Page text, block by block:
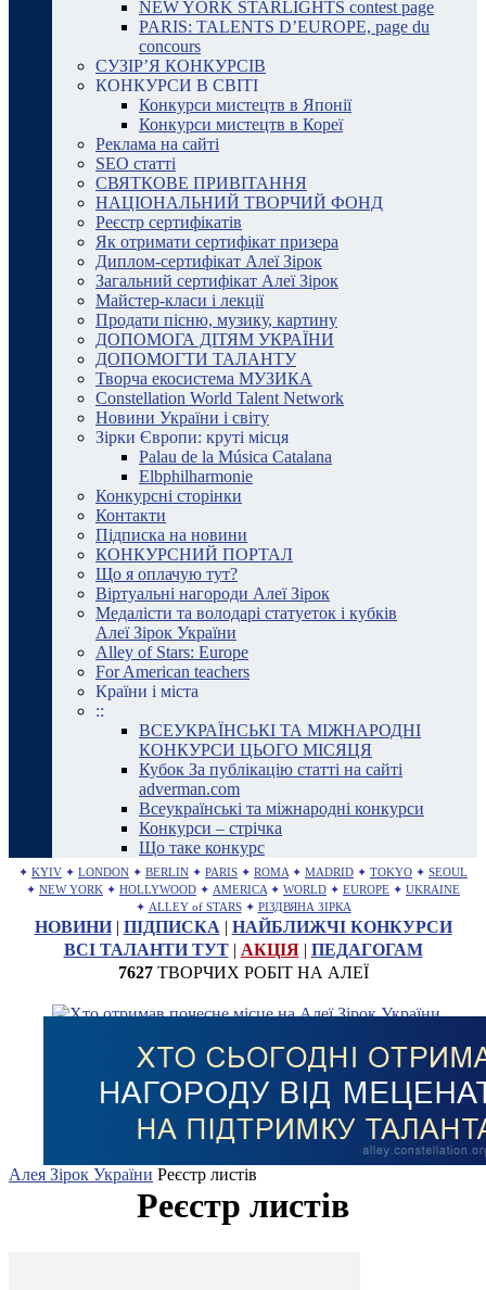
NEW YORK STARLIGHTS contest page
PARIS: TALENTS D’EUROPE, page du
concours
СУЗІР’Я КОНКУРСІВ
КОНКУРСИ В СВІТІ
Конкурси мистецтв в Японії
Конкурси мистецтв в Кореї
Реклама на сайті
SEO статті
СВЯТКОВЕ ПРИВІТАННЯ
НАЦІОНАЛЬНИЙ ТВОРЧИЙ ФОНД
Реєстр сертифікатів
Як отримати сертифікат призера
Диплом-сертифікат Алеї Зірок
Загальний сертифікат Алеї Зірок
Майстер-класи і лекції
Продати пісню, музику, картину
ДОПОМОГА ДІТЯМ УКРАЇНИ
ДОПОМОГТИ ТАЛАНТУ
Творча екосистема МУЗИКА
Constellation World Talent Network
Новини України і світу
Зірки Європи: круті місця
Palau de la Música Catalana
Elbphilharmonie
Конкурсні сторінки
Контакти
Підписка на новини
КОНКУРСНИЙ ПОРТАЛ
Що я оплачую тут?
Віртуальні нагороди Алеї Зірок
Медалісти та володарі статуеток і кубків
Алеї Зірок України
Alley of Stars: Europe
For American teachers
Країни і міста
::
ВСЕУКРАЇНСЬКІ ТА МІЖНАРОДНІ
КОНКУРСИ ЦЬОГО МІСЯЦЯ
Кубок За публікацію статті на сайті
adverman.com
Всеукраїнські та міжнародні конкурси
Конкурси – стрічка
Що таке конкурс
✦ KYIV ✦ LONDON ✦ BERLIN ✦ PARIS ✦ ROMA ✦ MADRID ✦ TOKYO ✦ SEOUL
✦ NEW YORK ✦ HOLLYWOOD ✦ AMERICA ✦ WORLD ✦ EUROPE ✦ UKRAINE
✦ ALLEY of STARS ✦ РІЗДВЯНА ЗІРКА
НОВИНИ| ПІДПИСКА | НАЙБЛИЖЧІ КОНКУРСИ
ВСІ ТАЛАНТИ ТУТ| АКЦІЯ| ПЕДАГОГАМ
7627ТВОРЧИХ РОБІТ НА АЛЕЇ
Алея Зірок України Реєстр листів
Реєстр листів